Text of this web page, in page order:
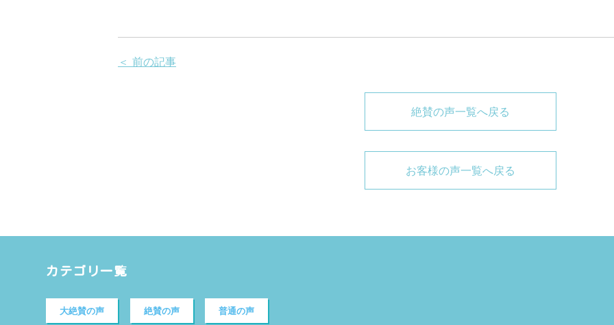
＜ 前の記事
絶賛の声一覧へ戻る
お客様の声一覧へ戻る
カテゴリ一覧
大絶賛の声 絶賛の声 普通の声